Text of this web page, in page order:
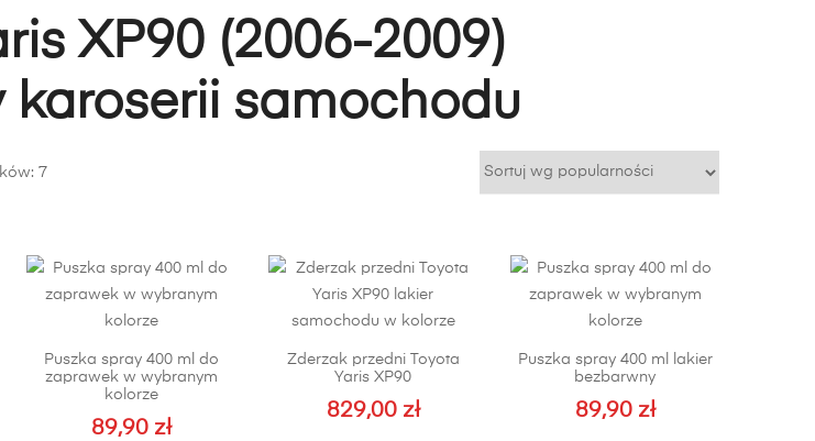
XP90 (2006-2009)
karoserii samochodu
7Posortowane
Puszka spray 400 ml do
zaprawek w wybranym
kolorze
89,90 zł
Zderzak przedni Toyota
Yaris XP90
829,00 zł
Puszka spray 400 ml lakier
bezbarwny
89,90 zł